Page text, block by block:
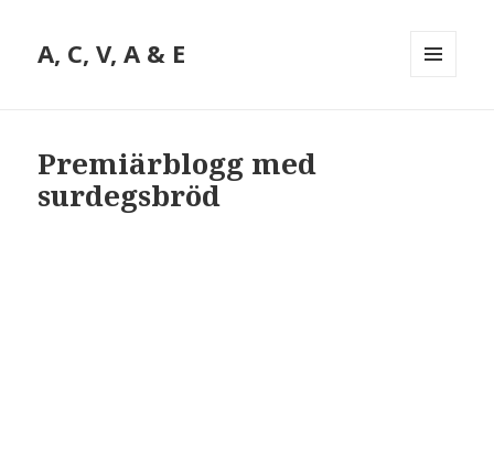
A, C, V, A & E
Premiärblogg med
surdegsbröd